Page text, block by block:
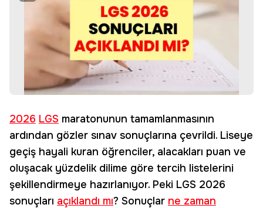
2026 LGS maratonunun tamamlanmasının
ardından gözler sınav sonuçlarına çevrildi. Liseye
geçiş hayali kuran öğrenciler, alacakları puan ve
oluşacak yüzdelik dilime göre tercih listelerini
şekillendirmeye hazırlanıyor. Peki LGS 2026
sonuçları açıklandı mı? Sonuçlar ne zaman